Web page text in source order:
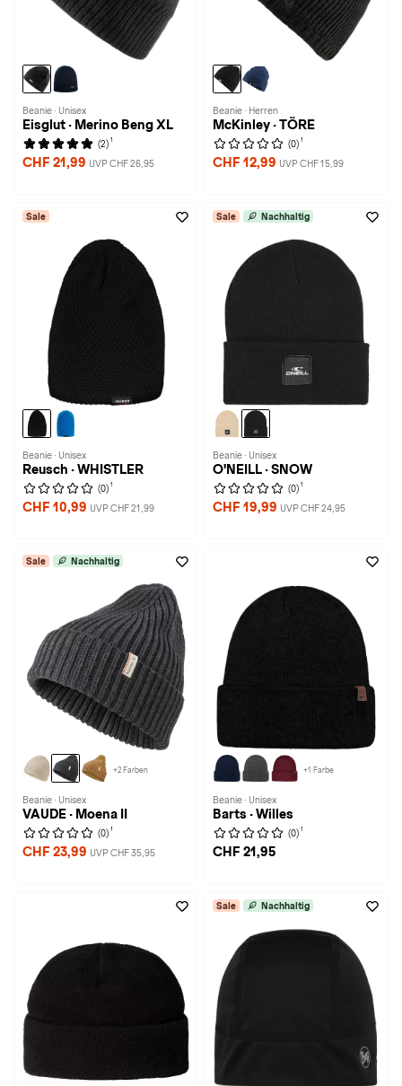
Beanie · Unisex
Eisglut · Merino Beng XL
(2) 1
CHF 21,99 UVP CHF 26,95
Beanie · Herren
McKinley · TÖRE
(0) 1
CHF 12,99 UVP CHF 15,99
Sale
Beanie · Unisex
Reusch · WHISTLER
(0) 1
CHF 10,99 UVP CHF 21,99
Sale Nachhaltig
Beanie · Unisex
O'NEILL · SNOW
(0) 1
CHF 19,99 UVP CHF 24,95
Sale Nachhaltig
+2 Farben
Beanie · Unisex
VAUDE · Moena II
(0) 1
CHF 23,99 UVP CHF 35,95
+1 Farbe
Beanie · Unisex
Barts · Willes
(0) 1
CHF 21,95
Sale Nachhaltig